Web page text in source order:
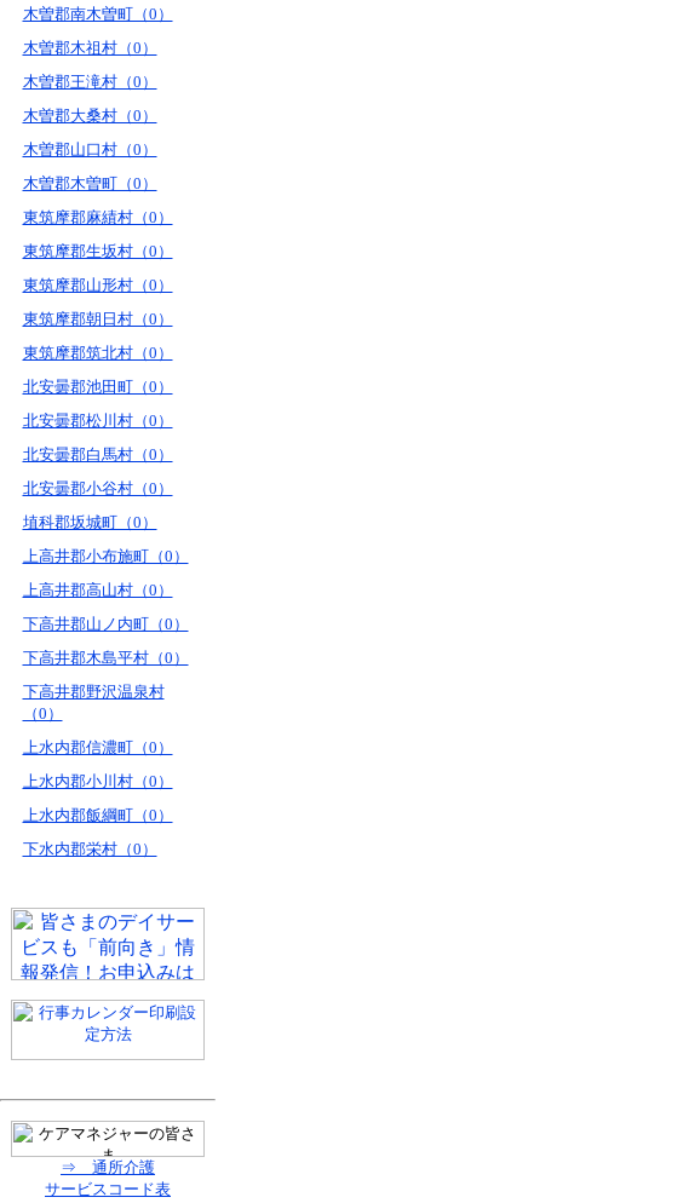
木曽郡南木曽町（0）
木曽郡木祖村（0）
木曽郡王滝村（0）
木曽郡大桑村（0）
木曽郡山口村（0）
木曽郡木曽町（0）
東筑摩郡麻績村（0）
東筑摩郡生坂村（0）
東筑摩郡山形村（0）
東筑摩郡朝日村（0）
東筑摩郡筑北村（0）
北安曇郡池田町（0）
北安曇郡松川村（0）
北安曇郡白馬村（0）
北安曇郡小谷村（0）
埴科郡坂城町（0）
上高井郡小布施町（0）
上高井郡高山村（0）
下高井郡山ノ内町（0）
下高井郡木島平村（0）
下高井郡野沢温泉村
（0）
上水内郡信濃町（0）
上水内郡小川村（0）
上水内郡飯綱町（0）
下水内郡栄村（0）
⇒ 通所介護
サービスコード表